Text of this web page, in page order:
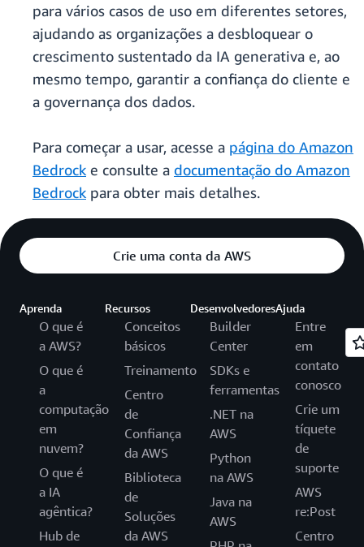
para vários casos de uso em diferentes setores,
ajudando as organizações a desbloquear o
crescimento sustentado da IA generativa e, ao
mesmo tempo, garantir a confiança do cliente e
a governança dos dados.
Para começar a usar, acesse a página do Amazon
Bedrock e consulte a documentação do Amazon
Bedrock para obter mais detalhes.
Crie uma conta da AWS
Aprenda
O que é
a AWS?
O que é
a
computação
em
nuvem?
O que é
a IA
agêntica?
Hub de
Recursos
Conceitos
básicos
Treinamento
Centro
de
Confiança
da AWS
Biblioteca
de
Soluções
da AWS
Desenvolvedores
Builder
Center
SDKs e
ferramentas
.NET na
AWS
Python
na AWS
Java na
AWS
Ajuda
Entre
em
contato
conosco
Crie um
tíquete
de
suporte
AWS
re:Post
Centro